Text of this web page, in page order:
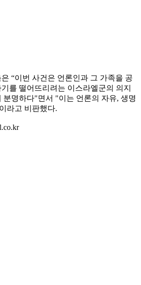
“이번 사건은 언론인과 그 가족을 공
를 떨어뜨리려는 이스라엘군의 의지
분명하다"면서 "이는 언론의 자유, 생명
이라고 비판했다.